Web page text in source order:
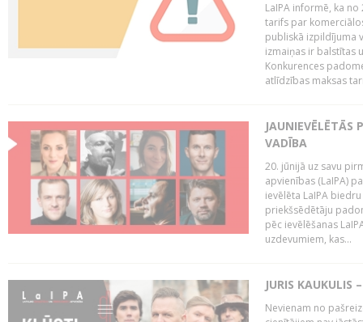
LaIPA informē, ka
tarifs par
publiskā izpildījuma
izmaiņas ir balstītas
Konkurences
atlīdzības maksas
JAUNIEVĒLĒTĀS
VADĪBA
20. jūnijā uz savu
apvienības (LaIPA)
ievēlēta LaIPA
priekšsēdētāju
pēc ievēlēšanas
uzdevumiem, kas...
JURIS KAUKULIS
Nevienam no